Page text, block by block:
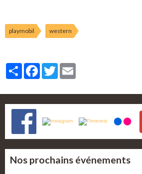
playmobil western
PartagerFacebook
Twitter
Nos prochains événements